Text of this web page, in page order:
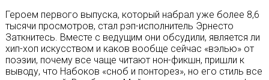
Героем первого выпуска, который набрал уже более 8,6
тысячи просмотров, стал рэп-исполнитель Эрнесто
Заткнитесь. Вместе с ведущим они обсудили, является ли
хип-хоп искусством и каков вообще сейчас «вэлью» от
поэзии, почему все чаще читают нон-фикшн, пришли к
выводу, что Набоков «сноб и понторез», но его стиль все